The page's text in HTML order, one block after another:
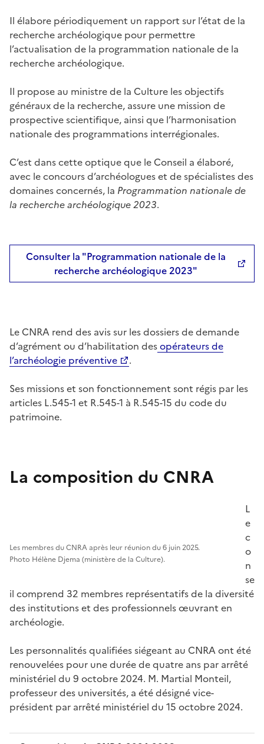
Il élabore périodiquement un rapport sur l’état de la
recherche archéologique pour permettre
l’actualisation de la programmation nationale de la
recherche archéologique.
Il propose au ministre de la Culture les objectifs
généraux de la recherche, assure une mission de
prospective scientifique, ainsi que l’harmonisation
nationale des programmations interrégionales.
C’est dans cette optique que le Conseil a élaboré,
avec le concours d’archéologues et de spécialistes des
domaines concernés, la Programmation nationale de
la recherche archéologique 2023.
Consulter la "Programmation nationale de la
recherche archéologique 2023"
Le CNRA rend des avis sur les dossiers de demande
d’agrément ou d’habilitation desopérateurs de
l’archéologie préventive
.
Ses missions et son fonctionnement sont régis par les
articles L.545-1 et R.545-1 à R.545-15 du code du
patrimoine.
La composition du CNRA
Les membres du CNRA après leur réunion du 6 juin 2025.
Photo Hélène Djema (ministère de la Culture).
L
e
c
o
n
se
il comprend 32 membres représentatifs de la diversité
des institutions et des professionnels œuvrant en
archéologie.
Les personnalités qualifiées siégeant au CNRA ont été
renouvelées pour une durée de quatre ans par arrêté
ministériel du 9 octobre 2024. M. Martial Monteil,
professeur des universités, a été désigné vice-
président par arrêté ministériel du 15 octobre 2024.